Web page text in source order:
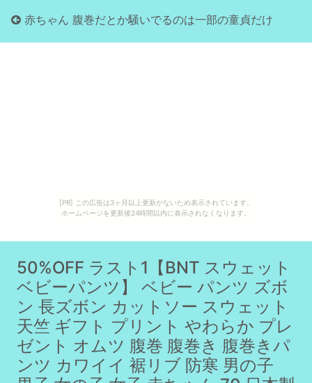
[PR] この広告は3ヶ月以上更新がないため表示されています。
ホームページを更新後24時間以内に表示されなくなります。
赤ちゃん 腹巻だとか騒いでるのは一部の童貞だけ
50%OFF ラスト1【BNT スウェット
ベビーパンツ】 ベビー パンツ ズボ
ン 長ズボン カットソー スウェット
天竺 ギフト プリント やわらか プレ
ゼント オムツ 腹巻 腹巻き 腹巻きパ
ンツ カワイイ 裾リブ 防寒 男の子